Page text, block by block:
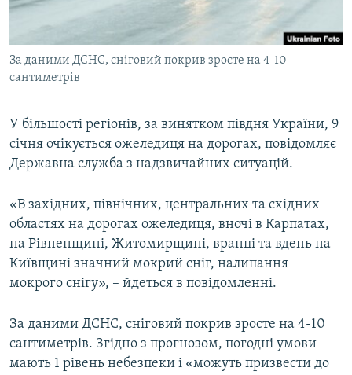
ПОДКАСТИ
КРИМ РЕАЛІЇ
РУС
КТАТ
ДОЛУЧАЙСЯ!
Усі сайти RFE/RL
За даними ДСНС, сніговий покрив зросте на 4-10
сантиметрів
У більшості регіонів, за винятком півдня України, 9
січня очікується ожеледиця на дорогах, повідомляє
Державна служба з надзвичайних ситуацій.
«В західних, північних, центральних та східних
областях на дорогах ожеледиця, вночі в Карпатах,
на Рівненщині, Житомирщині, вранці та вдень на
Київщині значний мокрий сніг, налипання
мокрого снігу», – йдеться в повідомленні.
За даними ДСНС, сніговий покрив зросте на 4-10
сантиметрів. Згідно з прогнозом, погодні умови
мають 1 рівень небезпеки і «можуть призвести до